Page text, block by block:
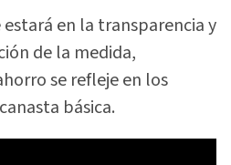
en la transparencia y
de la medida,
se refleje en los
básica.